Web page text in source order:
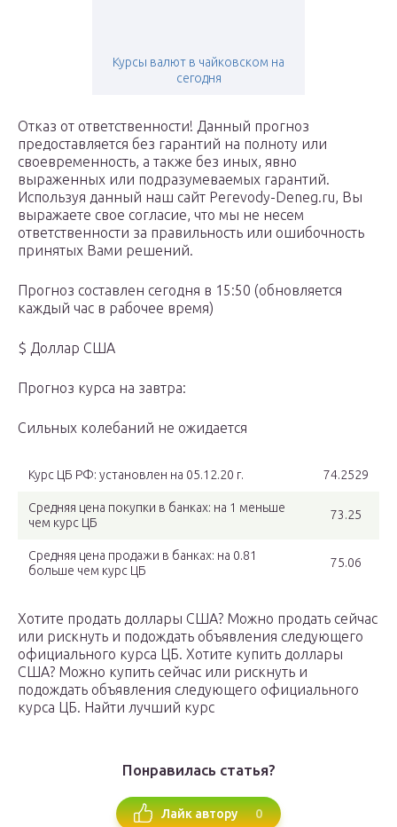
Курсы валют в чайковском на
сегодня
Отказ от ответственности! Данный прогноз
предоставляется без гарантий на полноту или
своевременность, а также без иных, явно
выраженных или подразумеваемых гарантий.
Используя данный наш cайт Perevody-Deneg.ru, Вы
выражаете свое согласие, что мы не несем
ответственности за правильность или ошибочность
принятых Вами решений.
Прогноз составлен сегодня в 15:50 (обновляется
каждый час в рабочее время)
$ Доллар США
Прогноз курса на завтра:
Cильных колебаний не ожидается
Курс ЦБ РФ: установлен на 05.12.20 г. 74.2529
Средняя цена покупки в банках: на 1 меньше
чем курс ЦБ
73.25
Средняя цена продажи в банках: на 0.81
больше чем курс ЦБ
75.06
Хотите продать доллары США? Можно продать сейчас
или рискнуть и подождать объявления следующего
официального курса ЦБ. Хотите купить доллары
США? Можно купить сейчас или рискнуть и
подождать объявления следующего официального
курса ЦБ. Найти лучший курс
Понравилась статья?
Лайк автору 0